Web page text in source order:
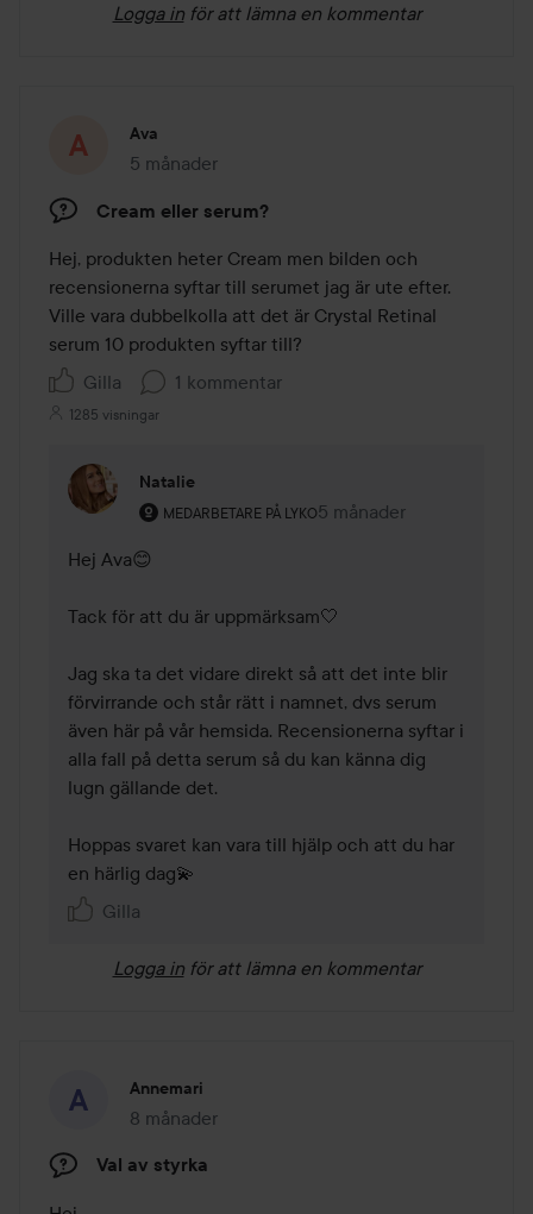
Logga in för att lämna en kommentar
Ava
5 månader
Inlägget skapades 5 månader
Cream eller serum?
Hej, produkten heter Cream men bilden och
recensionerna syftar till serumet jag är ute efter.
Ville vara dubbelkolla att det är Crystal Retinal
serum 10 produkten syftar till?
Gilla
1 kommentar
1285 visningar
Natalie
MEDARBETARE PÅ LYKO
Användarens roll: Medarbetare på Lyko.
5 månader
Kommentaren lades 5
Hej Ava😊
Tack för att du är uppmärksam🤍
Jag ska ta det vidare direkt så att det inte blir
förvirrande och står rätt i namnet, dvs serum
även här på vår hemsida. Recensionerna syftar i
alla fall på detta serum så du kan känna dig
lugn gällande det.
Hoppas svaret kan vara till hjälp och att du har
en härlig dag💫
Gilla
Logga in för att lämna en kommentar
Annemari
8 månader
Inlägget skapades 8 månader
Val av styrka